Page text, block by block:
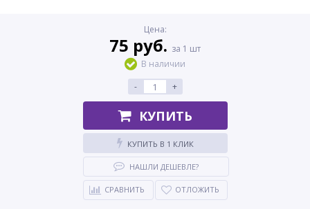
Цена:
75 руб. за 1 шт
В наличии
-
+
КУПИТЬ
КУПИТЬ В 1 КЛИК
НАШЛИ ДЕШЕВЛЕ?
СРАВНИТЬ ОТЛОЖИТЬ